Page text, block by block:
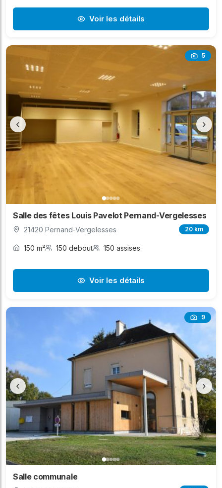
Voir les détails
5
‹ ›
Salle des fêtes Louis Pavelot Pernand-Vergelesses
21420 Pernand-Vergelesses 20 km
150 m² 150 debout 150 assises
Voir les détails
9
‹ ›
Salle communale